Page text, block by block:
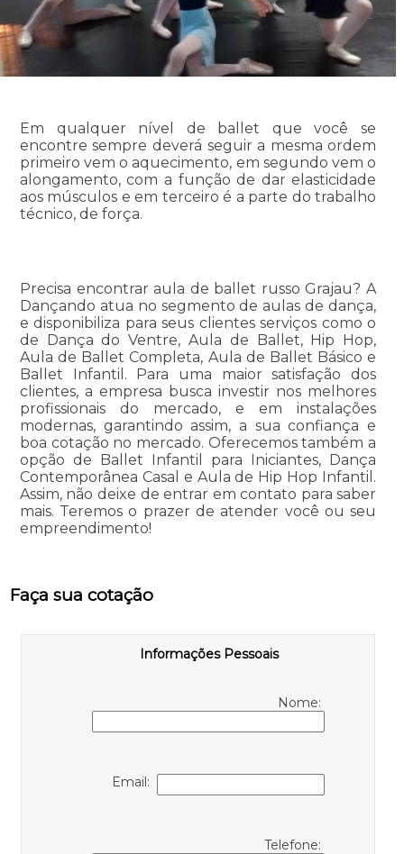
Em qualquer nível de ballet que você se
encontre sempre deverá seguir a mesma ordem
primeiro vem o aquecimento, em segundo vem o
alongamento, com a função de dar elasticidade
aos músculos e em terceiro é a parte do trabalho
técnico, de força.
Precisa encontrar aula de ballet russo Grajau? A
Dançando atua no segmento de aulas de dança,
e disponibiliza para seus clientes serviços como o
de Dança do Ventre, Aula de Ballet, Hip Hop,
Aula de Ballet Completa, Aula de Ballet Básico e
Ballet Infantil. Para uma maior satisfação dos
clientes, a empresa busca investir nos melhores
profissionais do mercado, e em instalações
modernas, garantindo assim, a sua confiança e
boa cotação no mercado. Oferecemos também a
opção de Ballet Infantil para Iniciantes, Dança
Contemporânea Casal e Aula de Hip Hop Infantil.
Assim, não deixe de entrar em contato para saber
mais. Teremos o prazer de atender você ou seu
empreendimento!
Faça sua cotação
Informações Pessoais
Nome:
Email:
Telefone: